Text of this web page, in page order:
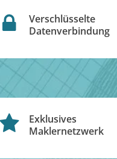
Verschlüsselte
Datenverbindung
Exklusives
Maklernetzwerk